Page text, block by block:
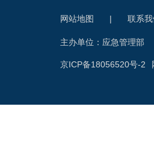
网站地图 | 联系我
主办单位：应急管理部
京ICP备18056520号-2